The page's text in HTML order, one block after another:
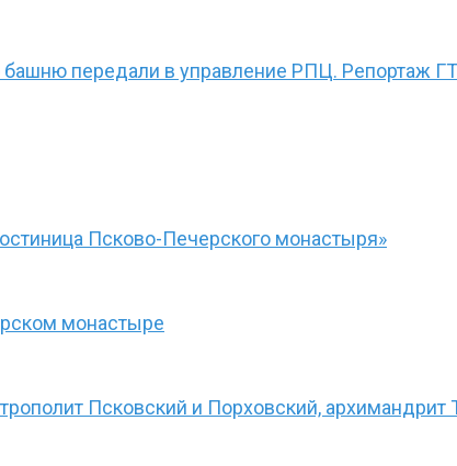
передали в управление РПЦ. Репортаж
Псково-Печерского монастыря»
монастыре
Псковский и Порховский, архимандрит